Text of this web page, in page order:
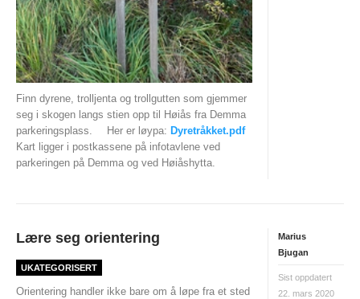
HSKs lov
Retningslinjer mot seksuell trakassering og overgrep i
idretten
KLUBBTØY
ÅRSBERETNINGER
KART OG LØYPER
TRAIN IN HALDEN
SKOLEORIENTERING
TURLØYPER
Finn dyrene, trolljenta og trollgutten som gjemmer
seg i skogen langs stien opp til Høiås fra Demma
parkeringsplass.
Her er løypa: Dyretråkket.pdf
Kart ligger i postkassene på infotavlene ved
parkeringen på Demma og ved Høiåshytta.
Lære seg orientering
UKATEGORISERT
Orientering handler ikke bare om å løpe fra et sted
Marius
Bjugan
Sist oppdatert
22. mars 2020